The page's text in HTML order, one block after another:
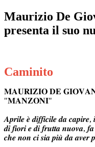
Maurizio De
presenta il suo
Caminito
𝐌𝐀𝐔𝐑𝐈𝐙𝐈𝐎 𝐃𝐄
"𝐌𝐀𝐍𝐙𝐎𝐍𝐈"
𝑨𝒑𝒓𝒊𝒍𝒆 𝒆̀ 𝒅𝒊𝒇𝒇𝒊𝒄𝒊𝒍𝒆 𝒅𝒂
𝒅𝒊 𝒇𝒊𝒐𝒓𝒊 𝒆 𝒅𝒊 𝒇𝒓𝒖𝒕𝒕𝒂 𝒏𝒖𝒐𝒗𝒂,
𝒄𝒉𝒆 𝒏𝒐𝒏 𝒄𝒊 𝒔𝒊𝒂 𝒑𝒊𝒖̀ 𝒅𝒂 𝒂𝒗𝒆𝒓